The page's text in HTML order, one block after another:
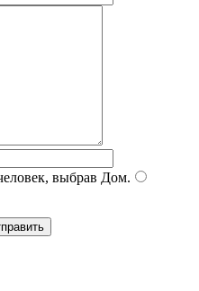
выбрав Дом.